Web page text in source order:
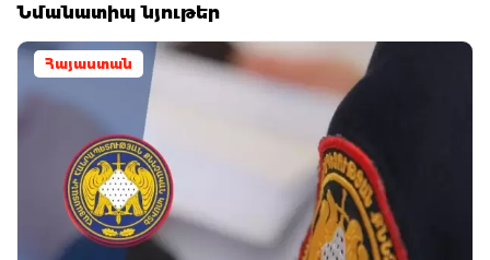
Նմանատիպ նյութեր
Հայաստան